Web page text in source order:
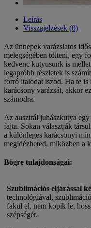
Leírás
Visszajelzések (0)
Az ünnepek varázslatos
melegségében tölteni, egy
kedvenc kutyusunk is
legapróbb részletek is
forró italodat iszod. Ha te is
karácsony varázsát, akkor
számodra.
Az ausztrál juhászkutya
fajta. Sokan választják
a különleges karácsonyi
megidézheted, miközben a
Bögre tulajdonságai:
Szublimációs eljárással
technológiával,
fakul el, nem kopik le,
szépségét.